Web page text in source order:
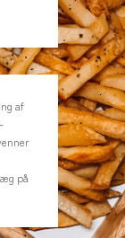
af
på